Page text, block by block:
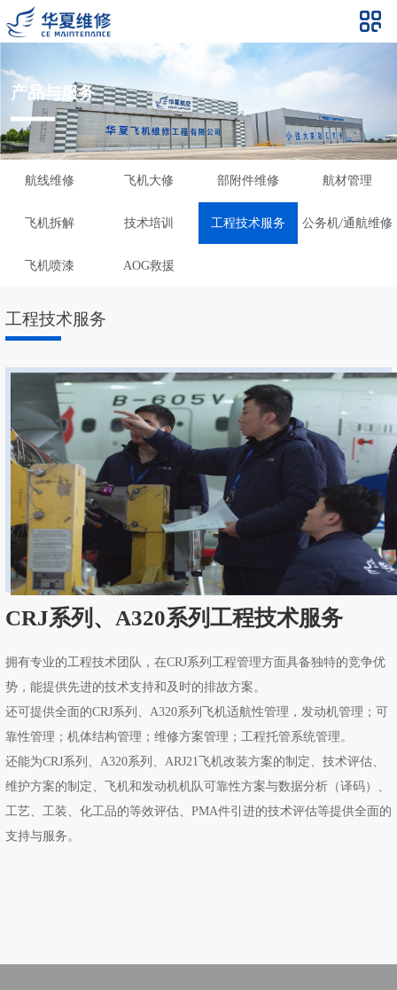
产品与服务
航线维修 飞机大修 部附件维修 航材管理
飞机拆解 技术培训 工程技术服务 公务机/通航维修
飞机喷漆 AOG救援
工程技术服务
CRJ系列、A320系列工程技术服务
拥有专业的工程技术团队，在CRJ系列工程管理方面具备独特的竞争优
势，能提供先进的技术支持和及时的排故方案。
还可提供全面的CRJ系列、A320系列飞机适航性管理，发动机管理；可
靠性管理；机体结构管理；维修方案管理；工程托管系统管理。
还能为CRJ系列、A320系列、ARJ21飞机改装方案的制定、技术评估、
维护方案的制定、飞机和发动机机队可靠性方案与数据分析（译码）、
工艺、工装、化工品的等效评估、PMA件引进的技术评估等提供全面的
支持与服务。